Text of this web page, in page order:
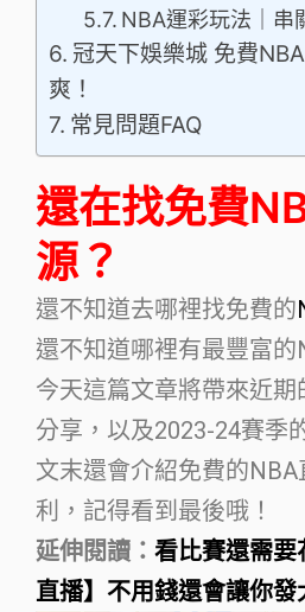
NBA運彩玩法｜串
冠天下娛樂城 免費
爽！
常見問題FAQ
還在找免費
源？
還不知道去哪裡找免費的
還不知道哪裡有最豐富的
今天這篇文章將帶來近
分享，以及2023-24賽季
文末還會介紹免費的
利，記得看到最後哦！
延伸閱讀： 看比賽還需要
直播】不用錢還會讓你發